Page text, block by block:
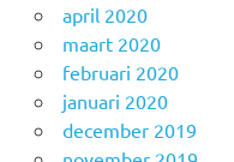
april 2020
maart 2020
februari 2020
januari 2020
december 2019